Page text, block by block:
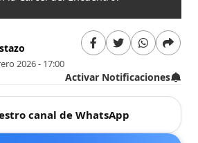
2026 - 17:00
Activar Notificaciones
canal de WhatsApp